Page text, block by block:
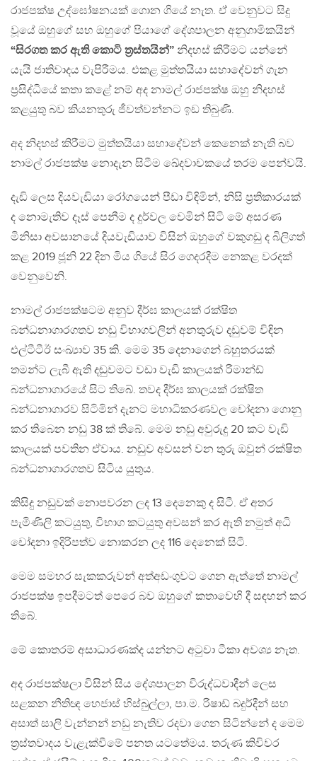
රාජපක්ෂ උද්ඝෝෂනයක් ගොන ගියේ නැත. ඒ වෙනුවට සිදු
වූයේ ඔහුගේ සහ ඔහුගේ පියාගේ දේශපාලන අනුගාමිකයින්
“සිරගත කර ඇති කොටි ත්‍රස්තයින්” නිදහස් කිරීමට යන්නේ
යැයි ජාතිවාදය වැපිරීමය. එකළ මුත්තයියා සහාදේවන් ගැන
ප්‍රසිද්ධියේ කතා කළේ නම් අද නාමල් රාජපක්ෂ ඔහු නිදහස්
කළයුතු බව කියනතුරු ජීවත්වන්නට ඉඩ තිබුණි.
අද නිදහස් කිරීමට මුත්තයියා සහාදේවන් කෙනෙක් නැති බව
නාමල් රාජපක්ෂ නොදැන සිටීම ඛේදවාචකයේ තරම පෙන්වයි.
දැඩි ලෙස දියවැඩියා රෝගයෙන් පීඩා විඳිමින්, නිසි ප්‍රතිකාරයක්
ද නොමැතිව දෑස් පෙනීම ද දුර්වල වෙමින් සිටි මේ අසරණ
මිනිසා අවසානයේ දියවැඩියාව විසින් ඔහුගේ වකුගඩු ද බිලිගත්
කළ 2019 ජූනි 22 දින මිය ගියේ සිර ගෙදරදීම නෙකළ වරදක්
වෙනුවෙනි.
නාමල් රාජපක්ෂටම අනුව දීර්ඝ කාලයක් රක්ෂිත
බන්ධනාගාරගතව නඩු විභාගවලින් අනතුරුව දඩුවම් විඳින
එල්ටීටීඊ සංඛ්‍යාව 35 කි. මෙම 35 දෙනාගෙන් බහුතරයක්
තමන්ට ලැබී ඇති දඬුවමට වඩා වැඩි කාලයක් රිමාන්ඩ්
බන්ධනාගාරයේ සිට තිබේ. තවද දීර්ඝ කාලයක් රක්ෂිත
බන්ධනාගාරව සිටිමින් දැනට මහාධිකරණවල චෝදනා ගොනු
කර තිබෙන නඩු 38 ක් තිබේ. මෙම නඩු අවුරුදු 20 කට වැඩි
කාලයක් පවතින ඒවාය. නඩුව අවසන් වන තුරු ඔවුන් රක්ෂිත
බන්ධනාගාරගතව සිටිය යුතුය.
කිසිදු නඩුවක් නොපවරන ලද 13 දෙනෙකු ද සිටී. ඒ අතර
පැමිණිලි කටයුතු, විභාග කටයුතු අවසන් කර ඇති නමුත් අධි
චෝදනා ඉදිරිපත්ව නොකරන ලද 116 දෙනෙක් සිටී.
මෙම සමහර සැකකරුවන් අත්අඩංගුවට ගෙන ඇත්තේ නාමල්
රාජපක්ෂ ඉපදීමටත් පෙරෙ බව ඔහුගේ කතාවෙහි දී සඳහන් කර
තිබේ.
මේ කොතරම් අසාධාරණක්ද යන්නට අටුවා ටීකා අවශ්‍ය නැත.
අද රාජපක්ෂලා විසින් සිය දේශපාලන විරුද්ධවාදීන් ලෙස
සළකන නීතිඥ හෙජාස් හිස්බුල්ලා, පා.ම. රිෂාඩ් බදුර්දීන් සහ
අසාත් සාලි වැන්නන් නඩු නැතිව රදවා ගෙන සිටින්නේ ද මෙම
ත්‍රස්තවාදය වැළැක්වීමේ පනත යටතේමය. තරුණ කිවිවර